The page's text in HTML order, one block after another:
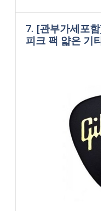
7. [관부가세포
피크 팩 얇은 기